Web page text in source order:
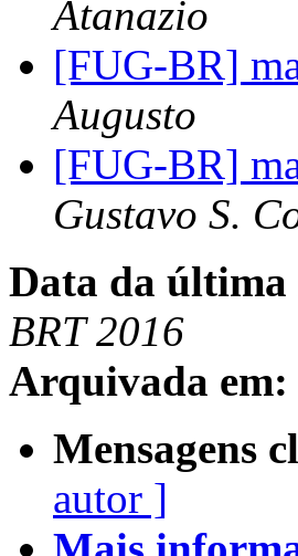
Atanazio
[FUG-BR]
Augusto
[FUG-BR]
Gustavo S.
Data da última
BRT 2016
Arquivada em:
Mensagens
autor ]